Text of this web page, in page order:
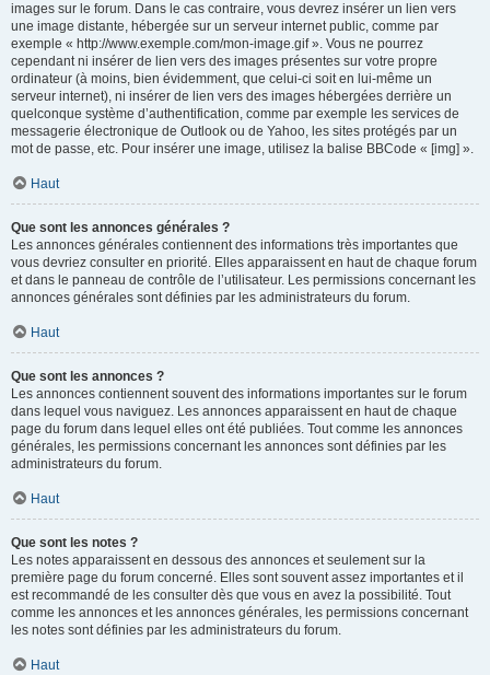
images sur le forum. Dans le cas contraire, vous devrez insérer un lien vers
une image distante, hébergée sur un serveur internet public, comme par
exemple « http://www.exemple.com/mon-image.gif ». Vous ne pourrez
cependant ni insérer de lien vers des images présentes sur votre propre
ordinateur (à moins, bien évidemment, que celui-ci soit en lui-même un
serveur internet), ni insérer de lien vers des images hébergées derrière un
quelconque système d’authentification, comme par exemple les services de
messagerie électronique de Outlook ou de Yahoo, les sites protégés par un
mot de passe, etc. Pour insérer une image, utilisez la balise BBCode « [img] ».
Haut
Que sont les annonces générales ?
Les annonces générales contiennent des informations très importantes que
vous devriez consulter en priorité. Elles apparaissent en haut de chaque forum
et dans le panneau de contrôle de l’utilisateur. Les permissions concernant les
annonces générales sont définies par les administrateurs du forum.
Haut
Que sont les annonces ?
Les annonces contiennent souvent des informations importantes sur le forum
dans lequel vous naviguez. Les annonces apparaissent en haut de chaque
page du forum dans lequel elles ont été publiées. Tout comme les annonces
générales, les permissions concernant les annonces sont définies par les
administrateurs du forum.
Haut
Que sont les notes ?
Les notes apparaissent en dessous des annonces et seulement sur la
première page du forum concerné. Elles sont souvent assez importantes et il
est recommandé de les consulter dès que vous en avez la possibilité. Tout
comme les annonces et les annonces générales, les permissions concernant
les notes sont définies par les administrateurs du forum.
Haut